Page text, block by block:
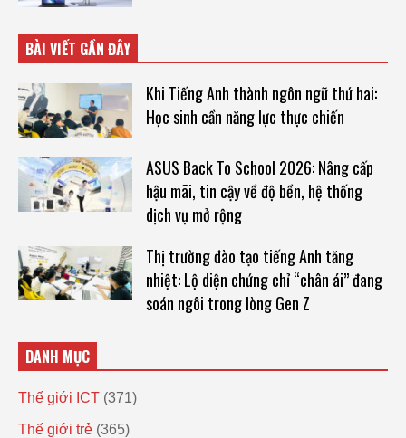
BÀI VIẾT GẦN ĐÂY
Khi Tiếng Anh thành ngôn ngữ thứ hai:
Học sinh cần năng lực thực chiến
ASUS Back To School 2026: Nâng cấp
hậu mãi, tin cậy về độ bền, hệ thống
dịch vụ mở rộng
Thị trường đào tạo tiếng Anh tăng
nhiệt: Lộ diện chứng chỉ “chân ái” đang
soán ngôi trong lòng Gen Z
DANH MỤC
Thế giới ICT (371)
Thế giới trẻ (365)